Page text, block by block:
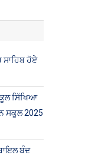
ਸਾਹਿਬ ਹੋਏ
ਸਿੱਖਿਆ
ਸਕੂਲ 2025
ਬੰਦ